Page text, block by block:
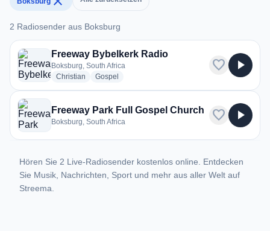
2 Radiosender aus Boksburg
2 Radiosender aus Boksburg
Freeway Bybelkerk Radio
Boksburg, South Africa
Christian radio stations
Gospel
favorite play_arrow
Freeway Park Full Gospel Church
Boksburg, South Africa favorite play_arrow
Hören Sie 2 Live-Radiosender kostenlos online. Entdecken
Sie Musik, Nachrichten, Sport und mehr aus aller Welt auf
Streema.